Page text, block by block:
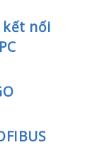
kết nối